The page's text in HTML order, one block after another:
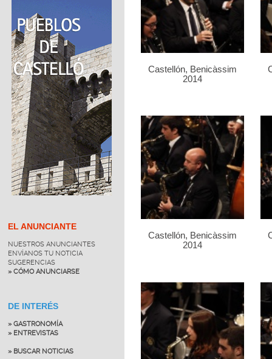
EL ANUNCIANTE
NUESTROS ANUNCIANTES
ENVÍANOS TU NOTICIA
SUGERENCIAS
» CÓMO ANUNCIARSE
DE INTERÉS
» GASTRONOMÍA
» ENTREVISTAS
» BUSCAR NOTICIAS
Castellón, Benicàssim
2014
Castellón, Benicàssim
2014